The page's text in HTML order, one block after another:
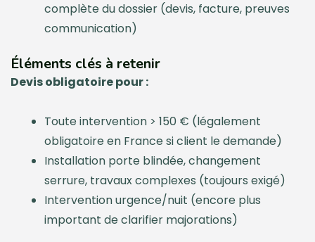
complète du dossier (devis, facture, preuves
communication)
Éléments clés à retenir
Devis obligatoire pour :
Toute intervention > 150 € (légalement
obligatoire en France si client le demande)
Installation porte blindée, changement
serrure, travaux complexes (toujours exigé)
Intervention urgence/nuit (encore plus
important de clarifier majorations)